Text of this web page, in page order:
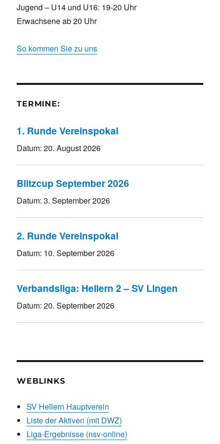
Jugend – U14 und U16: 19-20 Uhr
Erwachsene ab 20 Uhr
So kommen Sie zu uns
TERMINE:
1. Runde Vereinspokal
Datum:20. August 2026
Blitzcup September 2026
Datum:3. September 2026
2. Runde Vereinspokal
Datum: 10. September 2026
Verbandsliga: Hellern 2 – SV Lingen
Datum:20. September 2026
WEBLINKS
SV Hellern Hauptverein
Liste der Aktiven (mit DWZ)
Liga-Ergebnisse (nsv-online)